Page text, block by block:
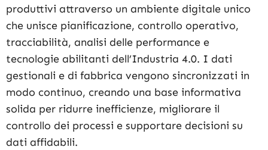
produttivi attraverso un ambiente digitale unico
che unisce pianificazione, controllo operativo,
tracciabilità, analisi delle performance e
tecnologie abilitanti dell’Industria 4.0. I dati
gestionali e di fabbrica vengono sincronizzati in
modo continuo, creando una base informativa
solida per ridurre inefficienze, migliorare il
controllo dei processi e supportare decisioni su
dati affidabili.